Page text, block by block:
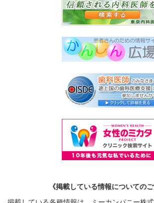
《掲載している情報についてのご